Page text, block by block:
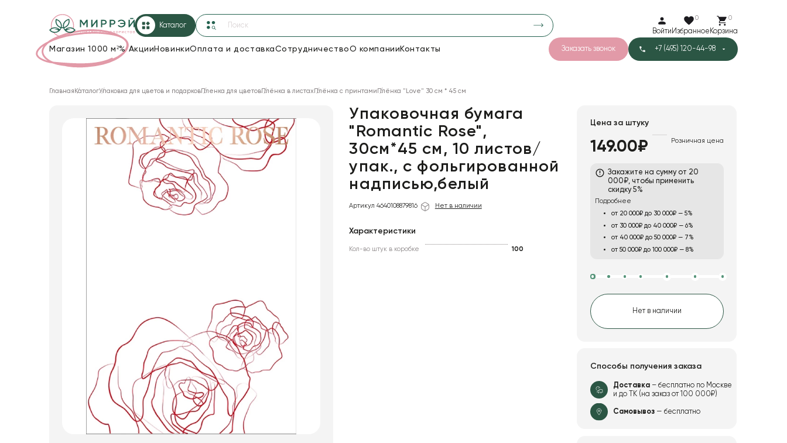
Каталог
Войти
0
Избранное
0
Корзина
Магазин 1000 м²%Акции НовинкиОплата и доставкаСотрудничествоО компании Контакты Заказать звонок +7 (495) 120-44-98
Пленка
Сетка 6
Корзины и плетеные изделия
Коробки для цветов
Игрушки мягкие
Изделия из металла
Сухоцветы
Главная КаталогУпаковка для цветов и подарковПленка для цветовПлёнка в листахПлёнка с принтами Плёнка "Love" 30 см * 45 см
Упаковочная бумага
"Romantic Rose",
30см*45 см, 10 листов/
упак., с фольгированной
надписью,белый
Артикул 4640108879816 Нет в наличии
Характеристики
Кол-во штук в коробке 100
Цена за штуку
149.00₽ Розничная цена
Закажите на сумму от 20
000₽, чтобы применить
скидку 5%
Подробнее
от 20 000₽ до 30 000₽ — 5%
от 30 000₽ до 40 000₽ — 6%
от 40 000₽ до 50 000₽ — 7%
от 50 000₽ до 100 000₽ — 8%
Нет в наличии
Способы получения заказа
Доставка– бесплатно по Москве
и до ТК (на заказ от 100 000₽)
Самовывоз— бесплатно